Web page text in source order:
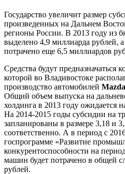
Государство увеличит размер
произведенных на Дальнем
регионы России. В 2013 году из
выделено 4,9 миллиарда рублей,
потрачено еще 6,5 миллиардов
Средства будут предназначаться
которой во Владивостоке
производство автомобилей Mazda
Общий объем выпуска на
холдинга в 2013 году ожидается
На 2014-2015 годы субсидии на
запланированы в размере 3,18 и
соответственно. А в период с
госпрограмме «Развитие
конкурентоспособности на
машин будет потрачено в общей
рублей.